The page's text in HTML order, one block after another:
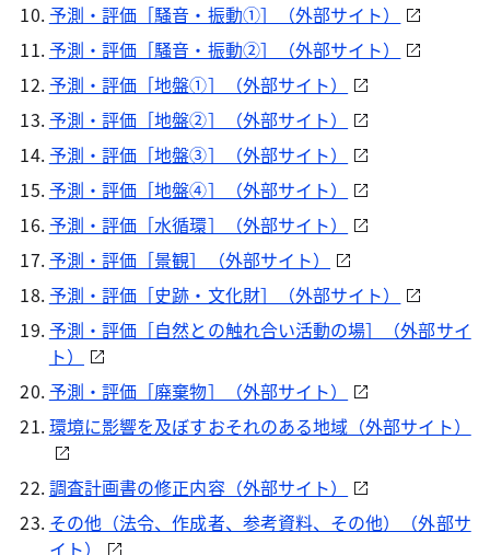
予測・評価［騒音・振動①］（外部サイト）
予測・評価［騒音・振動②］（外部サイト）
予測・評価［地盤①］（外部サイト）
予測・評価［地盤②］（外部サイト）
予測・評価［地盤③］（外部サイト）
予測・評価［地盤④］（外部サイト）
予測・評価［水循環］（外部サイト）
予測・評価［景観］（外部サイト）
予測・評価［史跡・文化財］（外部サイト）
予測・評価［自然との触れ合い活動の場］（外部サイ
ト）
予測・評価［廃棄物］（外部サイト）
環境に影響を及ぼすおそれのある地域（外部サイト）
調査計画書の修正内容（外部サイト）
その他（法令、作成者、参考資料、その他）（外部サ
イト）